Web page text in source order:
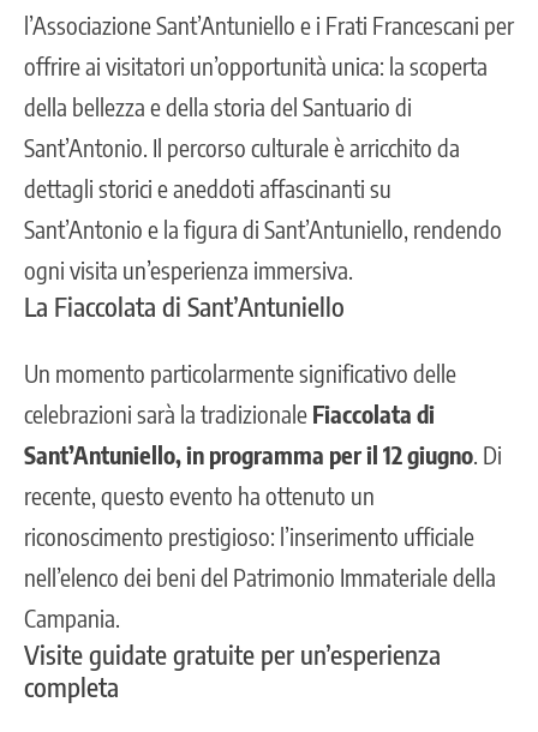
l’Associazione Sant’Antuniello e i Frati Francescani per
offrire ai visitatori un’opportunità unica: la scoperta
della bellezza e della storia del Santuario di
Sant’Antonio. Il percorso culturale è arricchito da
dettagli storici e aneddoti affascinanti su
Sant’Antonio e la figura di Sant’Antuniello, rendendo
ogni visita un’esperienza immersiva.
La Fiaccolata di Sant’Antuniello
Un momento particolarmente significativo delle
celebrazioni sarà la tradizionale Fiaccolata di
Sant’Antuniello, in programma per il 12 giugno. Di
recente, questo evento ha ottenuto un
riconoscimento prestigioso: l’inserimento ufficiale
nell’elenco dei beni del Patrimonio Immateriale della
Campania.
Visite guidate gratuite per un’esperienza
completa